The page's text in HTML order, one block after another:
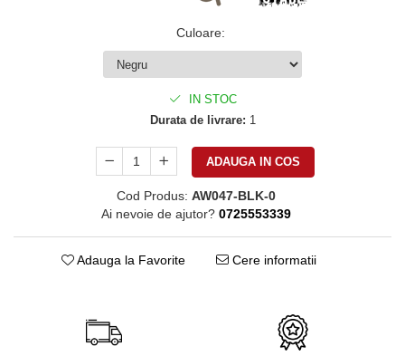
Culoare:
IN STOC
Durata de livrare: 1
ADAUGA IN COS
Cod Produs: AW047-BLK-0
Ai nevoie de ajutor? 0725553339
Adauga la Favorite Cere informatii